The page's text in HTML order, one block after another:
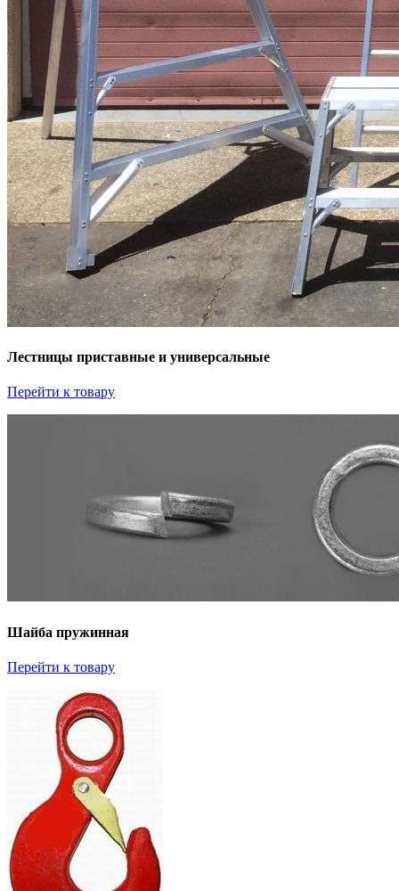
Лестницы приставные и универсальные
Перейти к товару
Шайба пружинная
Перейти к товару